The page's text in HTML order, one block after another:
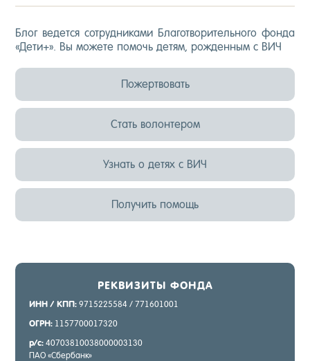
Блог ве­дет­ся сот­рудни­ками Бла­гот­во­ритель­но­го фон­да
«Де­ти+». Вы мо­жете по­мочь де­тям, рож­денным с ВИЧ
Пожертвовать
Стать волонтером
Узнать о детях с ВИЧ
Получить помощь
РЕК­ВИ­ЗИТЫ ФОН­ДА
ИНН / КПП: 9715225584 / 771601001
ОГРН: 1157700017320
р/с: 40703810038000003130
ПАО «Сбер­банк»